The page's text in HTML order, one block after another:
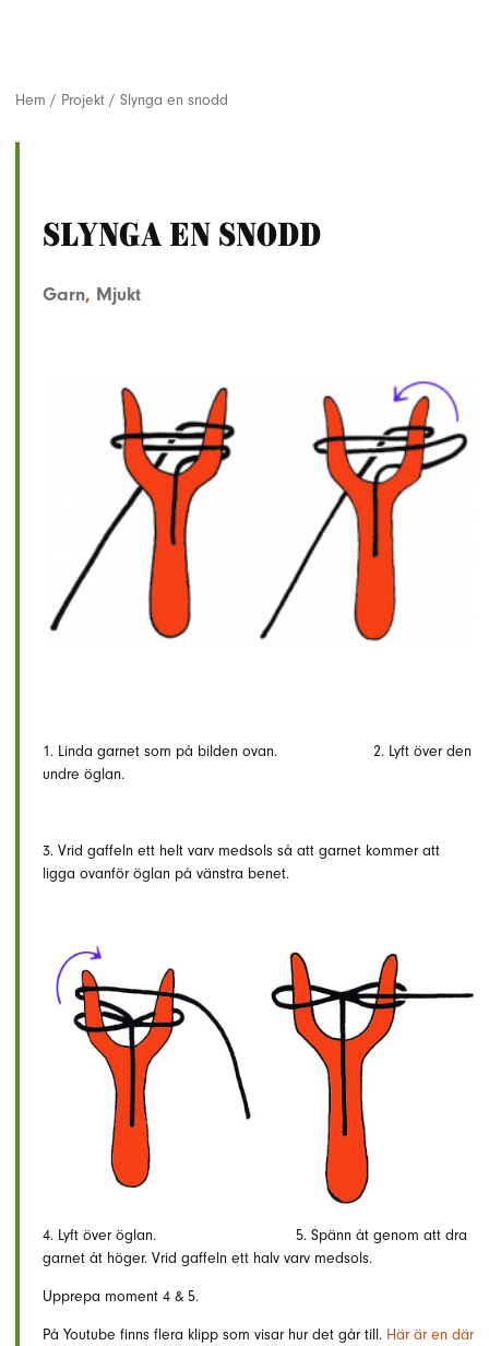
Hem / Projekt / Slynga en snodd
Slynga en snodd
Garn, Mjukt
1. Linda garnet som på bilden ovan. 2. Lyft över den
undre öglan.
3. Vrid gaffeln ett helt varv medsols så att garnet kommer att
ligga ovanför öglan på vänstra benet.
4. Lyft över öglan. 5. Spänn åt genom att dra
garnet åt höger. Vrid gaffeln ett halv varv medsols.
Upprepa moment 4 & 5.
På Youtube finns flera klipp som visar hur det går till. Här är en där